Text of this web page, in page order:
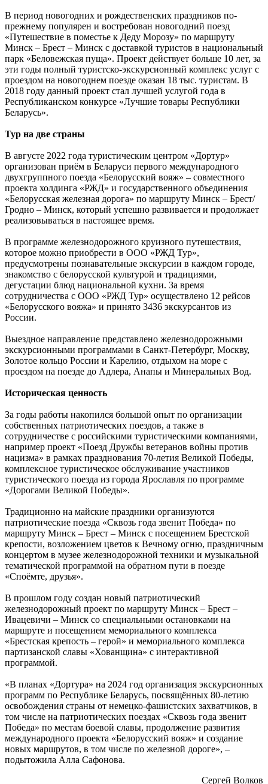
В период новогодних и рождественских праздников по-
прежнему популярен и востребован новогодний поезд
«Путешествие в поместье к Деду Морозу» по маршруту
Минск – Брест – Минск с доставкой туристов в национальный
парк «Беловежская пуща». Проект действует больше 10 лет, за
эти годы полный туристско-экскурсионный комплекс услуг с
проездом на новогоднем поезде оказан 18 тыс. туристам. В
2018 году данный проект стал лучшей услугой года в
Республиканском конкурсе «Лучшие товары Республики
Беларусь».
Тур на две страны
В августе 2022 года туристическим центром «Дортур»
организован приём в Беларуси первого международного
двухгруппного поезда «Белорусский вояж» – совместного
проекта холдинга «РЖД» и государственного объединения
«Белорусская железная дорога» по маршруту Минск – Брест/
Гродно – Минск, который успешно развивается и продолжает
реализовываться в настоящее время.
В программе железнодорожного круизного путешествия,
которое можно приобрести в ООО «РЖД Тур»,
предусмотрены познавательные экскурсии в каждом городе,
знакомство с белорусской культурой и традициями,
дегустации блюд национальной кухни. За время
сотрудничества с ООО «РЖД Тур» осуществлено 12 рейсов
«Белорусского вояжа» и принято 3436 экскурсантов из
России.
Выездное направление представлено железнодорожными
экскурсионными программами в Санкт-Петербург, Москву,
Золотое кольцо России и Карелию, отдыхом на море с
проездом на поезде до Адлера, Анапы и Минеральных Вод.
Историческая ценность
За годы работы накопился большой опыт по организации
собственных патриотических поездов, а также в
сотрудничестве с российскими туристическими компаниями,
например проект «Поезд Дружбы ветеранов войны против
нацизма» в рамках празднования 70-летия Великой Победы,
комплексное туристическое обслуживание участников
туристического поезда из города Ярославля по программе
«Дорогами Великой Победы».
Традиционно на майские праздники организуются
патриотические поезда «Сквозь года звенит Победа» по
маршруту Минск – Брест – Минск с посещением Брестской
крепости, возложением цветов к Вечному огню, праздничным
концертом в музее железнодорожной техники и музыкальной
тематической программой на обратном пути в поезде
«Споёмте, друзья».
В прошлом году создан новый патриотический
железнодорожный проект по маршруту Минск – Брест –
Ивацевичи – Минск со специальными остановками на
маршруте и посещением мемориального комплекса
«Брестская крепость – герой» и мемориального комплекса
партизанской славы «Хованщина» с интерактивной
программой.
«В планах «Дортура» на 2024 год организация экскурсионных
программ по Республике Беларусь, посвящённых 80-летию
освобождения страны от немецко-фашистских захватчиков, в
том числе на патриотических поездах «Сквозь года звенит
Победа» по местам боевой славы, продолжение развития
международного проекта «Белорусский вояж» и создание
новых маршрутов, в том числе по железной дороге», –
подытожила Алла Сафонова.
Сергей Волков